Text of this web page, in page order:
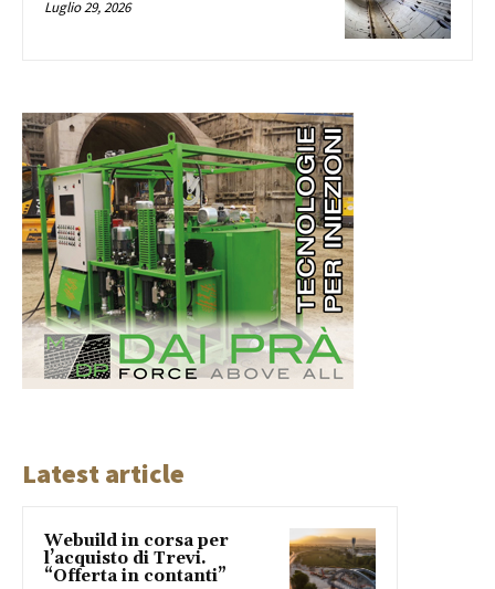
Luglio 29, 2026
Latest article
Webuild in corsa per
l’acquisto di Trevi.
“Offerta in contanti”